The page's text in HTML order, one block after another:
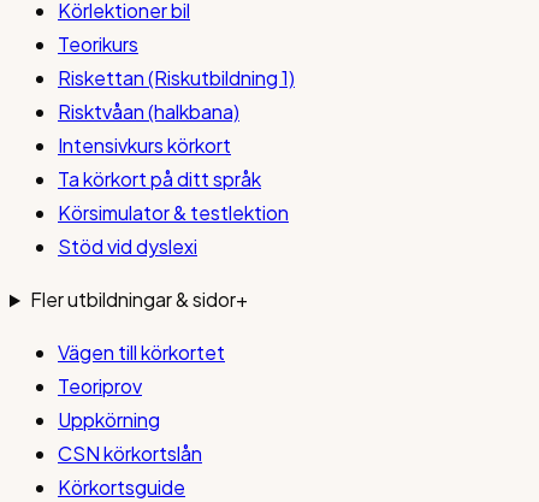
Körlektioner bil
Teorikurs
Riskettan (Riskutbildning 1)
Risktvåan (halkbana)
Intensivkurs körkort
Ta körkort på ditt språk
Körsimulator & testlektion
Stöd vid dyslexi
Fler utbildningar & sidor+
Vägen till körkortet
Teoriprov
Uppkörning
CSN körkortslån
Körkortsguide